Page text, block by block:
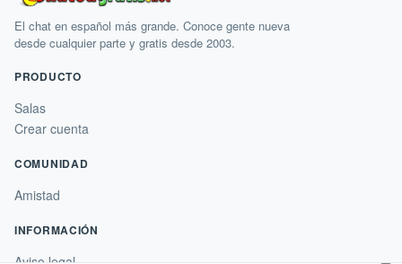
El chat en español más grande. Conoce gente nueva
desde cualquier parte y gratis desde 2003.
PRODUCTO
Salas
Crear cuenta
COMUNIDAD
Amistad
INFORMACIÓN